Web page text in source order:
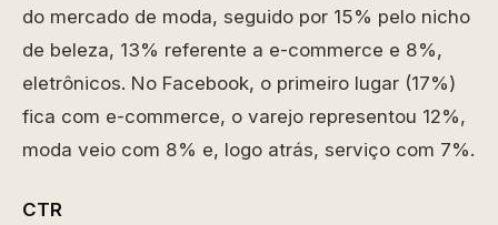
do mercado de moda, seguido por 15% pelo nicho
de beleza, 13% referente a e-commerce e 8%,
eletrônicos. No Facebook, o primeiro lugar (17%)
fica com e-commerce, o varejo representou 12%,
moda veio com 8% e, logo atrás, serviço com 7%.
CTR